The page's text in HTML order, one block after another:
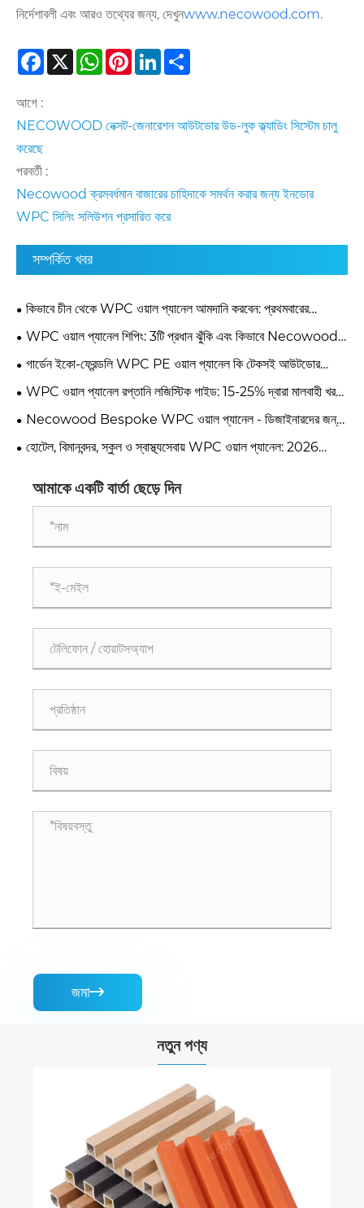
নির্দেশাবলী এবং আরও তথ্যের জন্য, দেখুনwww.necowood.com.
Facebook
X WhatsApp
PinterestLinkedIn
আগে :
NECOWOOD নেক্সট-জেনারেশন আউটডোর উড-লুক ক্ল্যাডিং সিস্টেম চালু
করেছে
পরবর্তী :
Necowood ক্রমবর্ধমান বাজারের চাহিদাকে সমর্থন করার জন্য ইনডোর
WPC সিলিং সলিউশন প্রসারিত করে
সম্পর্কিত খবর
কিভাবে চীন থেকে WPC ওয়াল প্যানেল আমদানি করবেন: প্রথমবারের
ক্রেতাদের জন্য 10-পদক্ষেপ নির্দেশিকা
WPC ওয়াল প্যানেল শিপিং: 3টি প্রধান ঝুঁকি এবং কিভাবে Necowood
আপনার কন্টেইনারকে রক্ষা করে
গার্ডেন ইকো-ফ্রেন্ডলি WPC PE ওয়াল প্যানেল কি টেকসই আউটডোর
ডেকোরেশনের জন্য স্মার্ট পছন্দ?
WPC ওয়াল প্যানেল রপ্তানি লজিস্টিক গাইড: 15-25% দ্বারা মালবাহী খরচ
হ্রাস করুন
Necowood Bespoke WPC ওয়াল প্যানেল - ডিজাইনারদের জন্য
কাস্টম রং, টেক্সচার এবং আকার
হোটেল, বিমানবন্দর, স্কুল ও স্বাস্থ্যসেবায় WPC ওয়াল প্যানেল: 2026
আমাকে একটি বার্তা ছেড়ে দিন
জমা
নতুন পণ্য